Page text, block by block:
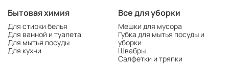
Бытовая химия
Для стирки белья
Для ванной и туалета
Для мытья посуды
Для кухни
Все для уборки
Мешки для мусора
Губка для мытья посуды и
уборки
Швабры
Салфетки и тряпки